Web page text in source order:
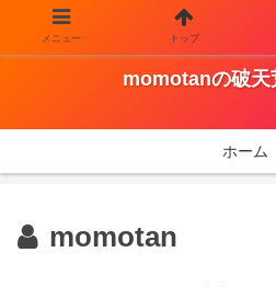
Just another
momotanの破天
ホーム
momotan
メニュー トップ